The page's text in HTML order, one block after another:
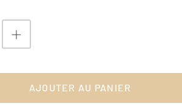
AJOUTER AU PANIER